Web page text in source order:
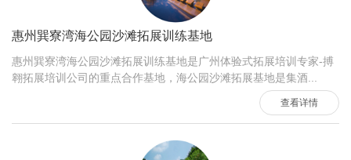
惠州巽寮湾海公园沙滩拓展训练基地
惠州巽寮湾海公园沙滩拓展训练基地是广州体验式拓展培训专家-搏
翱拓展培训公司的重点合作基地，海公园沙滩拓展基地是集酒...
查看详情